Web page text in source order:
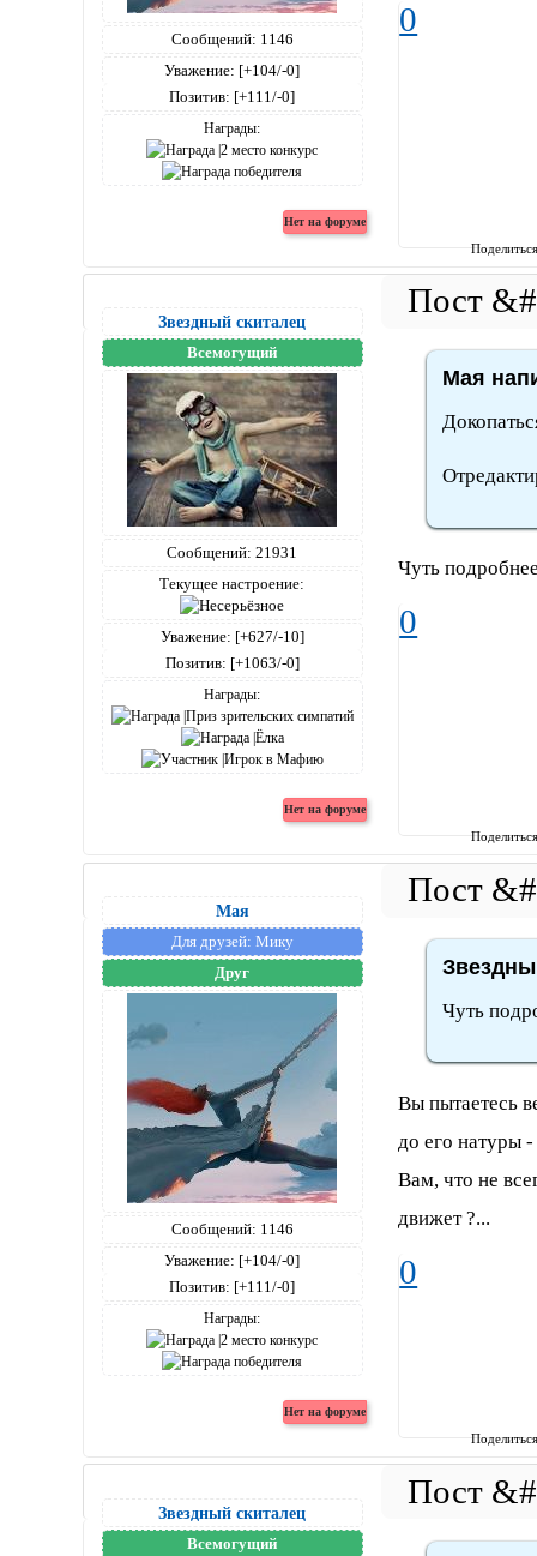
Сообщений: 1146
Уважение: [+104/-0]
Позитив: [+111/-0]
Награды:
0
Звездный скиталец
Всемогущий
Сообщений: 21931
Текущее настроение:
Уважение: [+627/-10]
Позитив: [+1063/-0]
Награды:
Мая
Чуть
0
Мая
Для друзей: Мику
Друг
Сообщений: 1146
Уважение: [+104/-0]
Позитив: [+111/-0]
Награды:
Чуть
Вы пытаетесь
до его натуры
Вам, что не
движет ?...
0
Звездный скиталец
Всемогущий